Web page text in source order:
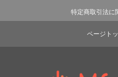
特定商取引法に
ページト